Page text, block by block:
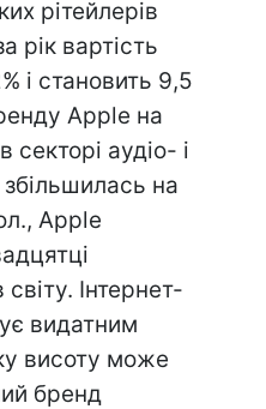
рітейлерів
рік вартість
і становить 9,5
Apple на
секторі аудіо- і
збільшилась на
Apple
Інтернет-
видатним
висоту може
бренд